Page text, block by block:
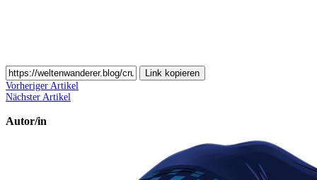
Link kopieren
Vorheriger Artikel
Nächster Artikel
Autor/in